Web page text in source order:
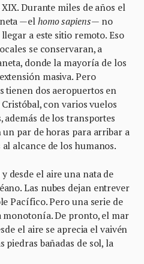
Durante miles de años el
—el homo sapiens— no
a este sitio remoto. Eso
se conservaran, a
donde la mayoría de los
masiva. Pero
tienen dos aeropuertos en
con varios vuelos
además de los transportes
par de horas para arribar a
alcance de los humanos.
desde el aire una nata de
Las nubes dejan entrever
Pacífico. Pero una serie de
De pronto, el mar
el aire se aprecia el vaivén
piedras bañadas de sol, la